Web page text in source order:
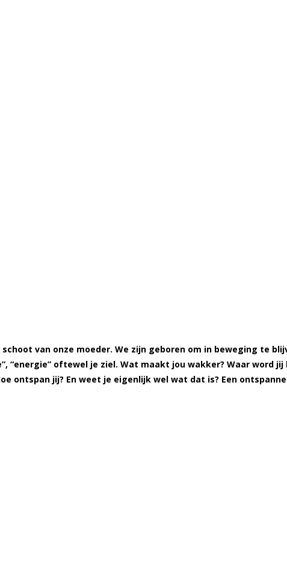
van onze moeder. We zijn geboren om in beweging te
oftewel je ziel. Wat maakt jou wakker? Waar word jij
ontspan jij? En weet je eigenlijk wel wat dat is? Een